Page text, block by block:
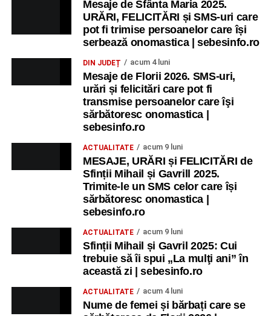
Mesaje de Sfânta Maria 2025.
URĂRI, FELICITĂRI și SMS-uri care
pot fi trimise persoanelor care își
serbează onomastica | sebesinfo.ro
DIN JUDEȚ acum 4 luni
Mesaje de Florii 2026. SMS-uri,
urări și felicitări care pot fi
transmise persoanelor care îşi
sărbătoresc onomastica |
sebesinfo.ro
ACTUALITATE acum 9 luni
MESAJE, URĂRI și FELICITĂRI de
Sfinții Mihail și Gavrill 2025.
Trimite-le un SMS celor care își
sărbătoresc onomastica |
sebesinfo.ro
ACTUALITATE acum 9 luni
Sfinții Mihail și Gavril 2025: Cui
trebuie să îi spui „La mulţi ani” în
această zi | sebesinfo.ro
ACTUALITATE acum 4 luni
Nume de femei și bărbați care se